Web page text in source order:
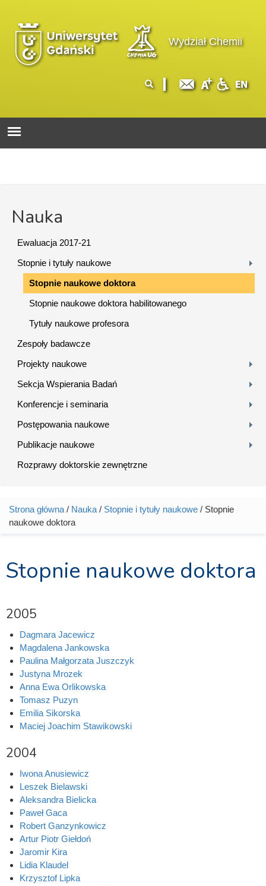
Wydział Chemii
wyszukiwania
Nauka
Ewaluacja 2017-21
Stopnie i tytuły naukowe
Stopnie naukowe doktora
Stopnie naukowe doktora habilitowanego
Tytuły naukowe profesora
Zespoły badawcze
Projekty naukowe
Sekcja Wspierania Badań
Konferencje i seminaria
Postępowania naukowe
Publikacje naukowe
Rozprawy doktorskie zewnętrzne
Jesteś tutaj
Strona główna / Nauka / Stopnie i tytuły naukowe / Stopnie
naukowe doktora
Stopnie naukowe doktora
2005
Dagmara Jacewicz
Magdalena Jankowska
Paulina Małgorzata Juszczyk
Justyna Mrozek
Anna Ewa Orlikowska
Tomasz Puzyn
Emilia Sikorska
Maciej Joachim Stawikowski
2004
Iwona Anusiewicz
Leszek Bielawski
Aleksandra Bielicka
Paweł Gaca
Robert Ganzynkowicz
Artur Piotr Giełdoń
Jaromir Kira
Lidia Klaudel
Krzysztof Lipka